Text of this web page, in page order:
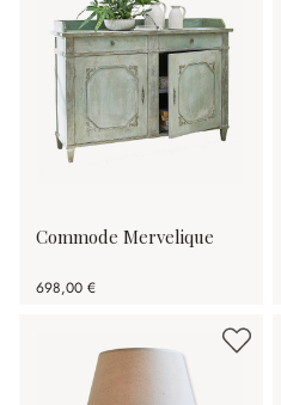
Commode Mervelique
698,00 €